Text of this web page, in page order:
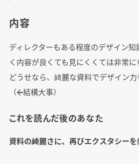
内容
ディレクターもある程度のデザイン
く内容が良くても見にくくては非常に
どうせなら、綺麗な資料でデザイン力
（←結構大事）
これを読んだ後のあなた
資料の綺麗さに、再びエクスタシー